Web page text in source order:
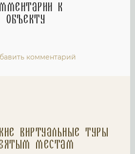
к
объекту
комментарий
Виртуальные туры
местам